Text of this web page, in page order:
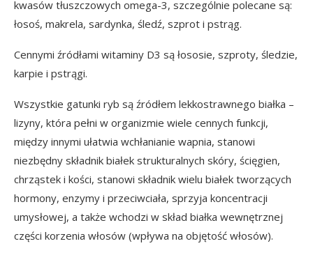
kwasów tłuszczowych omega-3, szczególnie polecane są:
łosoś, makrela, sardynka, śledź, szprot i pstrąg.
Cennymi źródłami witaminy D3 są łososie, szproty, śledzie,
karpie i pstrągi.
Wszystkie gatunki ryb są źródłem lekkostrawnego białka –
lizyny, która pełni w organizmie wiele cennych funkcji,
między innymi ułatwia wchłanianie wapnia, stanowi
niezbędny składnik białek strukturalnych skóry, ścięgien,
chrząstek i kości, stanowi składnik wielu białek tworzących
hormony, enzymy i przeciwciała, sprzyja koncentracji
umysłowej, a także wchodzi w skład białka wewnętrznej
części korzenia włosów (wpływa na objętość włosów).